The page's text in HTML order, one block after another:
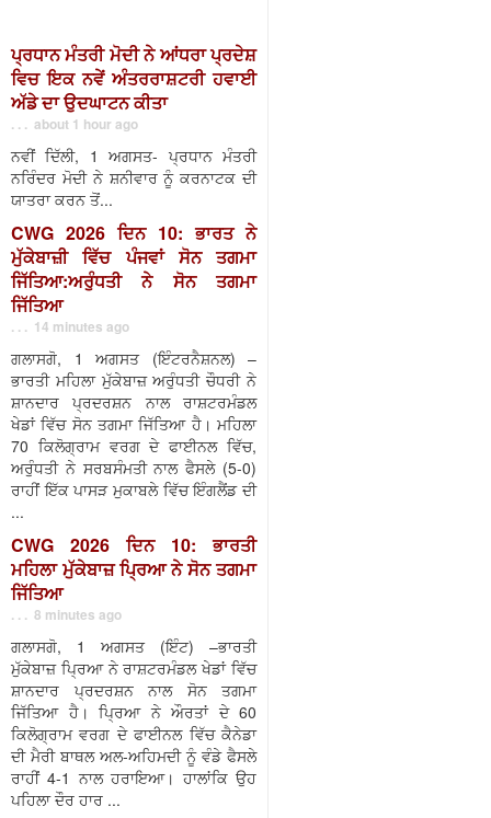
ਪ੍ਰਧਾਨ ਮੰਤਰੀ ਮੋਦੀ ਨੇ ਆਂਧਰਾ ਪ੍ਰਦੇਸ਼
ਵਿਚ ਇਕ ਨਵੇਂ ਅੰਤਰਰਾਸ਼ਟਰੀ ਹਵਾਈ
ਅੱਡੇ ਦਾ ਉਦਘਾਟਨ ਕੀਤਾ
. . . about 1 hour ago
ਨਵੀਂ ਦਿੱਲੀ, 1 ਅਗਸਤ- ਪ੍ਰਧਾਨ ਮੰਤਰੀ
ਨਰਿੰਦਰ ਮੋਦੀ ਨੇ ਸ਼ਨੀਵਾਰ ਨੂੰ ਕਰਨਾਟਕ ਦੀ
ਯਾਤਰਾ ਕਰਨ ਤੋਂ...
CWG 2026 ਦਿਨ 10: ਭਾਰਤ ਨੇ
ਮੁੱਕੇਬਾਜ਼ੀ ਵਿੱਚ ਪੰਜਵਾਂ ਸੋਨ ਤਗਮਾ
ਜਿੱਤਿਆ:ਅਰੁੰਧਤੀ ਨੇ ਸੋਨ ਤਗਮਾ
ਜਿੱਤਿਆ
. . . 14 minutes ago
ਗਲਾਸਗੋ, 1 ਅਗਸਤ (ਇੰਟਰਨੈਸ਼ਨਲ) –
ਭਾਰਤੀ ਮਹਿਲਾ ਮੁੱਕੇਬਾਜ਼ ਅਰੁੰਧਤੀ ਚੌਧਰੀ ਨੇ
ਸ਼ਾਨਦਾਰ ਪ੍ਰਦਰਸ਼ਨ ਨਾਲ ਰਾਸ਼ਟਰਮੰਡਲ
ਖੇਡਾਂ ਵਿੱਚ ਸੋਨ ਤਗਮਾ ਜਿੱਤਿਆ ਹੈ। ਮਹਿਲਾ
70 ਕਿਲੋਗ੍ਰਾਮ ਵਰਗ ਦੇ ਫਾਈਨਲ ਵਿੱਚ,
ਅਰੁੰਧਤੀ ਨੇ ਸਰਬਸੰਮਤੀ ਨਾਲ ਫੈਸਲੇ (5-0)
ਰਾਹੀਂ ਇੱਕ ਪਾਸੜ ਮੁਕਾਬਲੇ ਵਿੱਚ ਇੰਗਲੈਂਡ ਦੀ
...
CWG 2026 ਦਿਨ 10: ਭਾਰਤੀ
ਮਹਿਲਾ ਮੁੱਕੇਬਾਜ਼ ਪ੍ਰਿਆ ਨੇ ਸੋਨ ਤਗਮਾ
ਜਿੱਤਿਆ
. . . 8 minutes ago
ਗਲਾਸਗੋ, 1 ਅਗਸਤ (ਇੰਟ) –ਭਾਰਤੀ
ਮੁੱਕੇਬਾਜ਼ ਪ੍ਰਿਆ ਨੇ ਰਾਸ਼ਟਰਮੰਡਲ ਖੇਡਾਂ ਵਿੱਚ
ਸ਼ਾਨਦਾਰ ਪ੍ਰਦਰਸ਼ਨ ਨਾਲ ਸੋਨ ਤਗਮਾ
ਜਿੱਤਿਆ ਹੈ। ਪ੍ਰਿਆ ਨੇ ਔਰਤਾਂ ਦੇ 60
ਕਿਲੋਗ੍ਰਾਮ ਵਰਗ ਦੇ ਫਾਈਨਲ ਵਿੱਚ ਕੈਨੇਡਾ
ਦੀ ਮੈਰੀ ਬਾਥਲ ਅਲ-ਅਹਿਮਦੀ ਨੂੰ ਵੰਡੇ ਫੈਸਲੇ
ਰਾਹੀਂ 4-1 ਨਾਲ ਹਰਾਇਆ। ਹਾਲਾਂਕਿ ਉਹ
ਪਹਿਲਾ ਦੌਰ ਹਾਰ ...